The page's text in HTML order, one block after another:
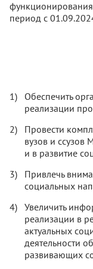
период с
Обеспечить
реализации
Провести
вузов и
и в развитие
Привлечь
социальных
Увеличить
реализации в
актуальных
деятельности
развивающих